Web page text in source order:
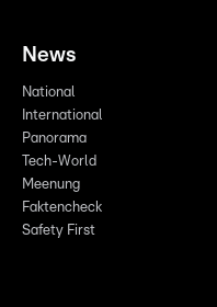
News
National
International
Panorama
Tech-World
Meenung
Faktencheck
Safety First